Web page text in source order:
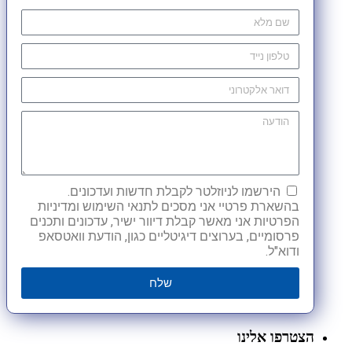
הירשמו לניוזלטר לקבלת חדשות ועדכונים.
בהשארת פרטיי אני מסכים לתנאי השימוש ומדיניות
הפרטיות אני מאשר קבלת דיוור ישיר, עדכונים ותכנים
פרסומיים, בערוצים דיגיטליים כגון, הודעת וואטסאפ
ודוא"ל.
שלח
הצטרפו אלינו